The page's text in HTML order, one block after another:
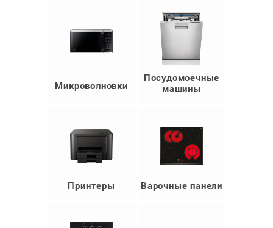
Микроволновки
Посудомоечные
машины
Принтеры Варочные панели